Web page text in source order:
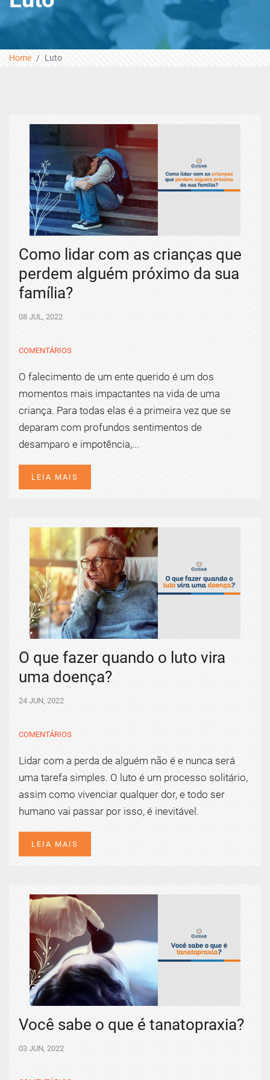
Home Luto
Como lidar com as crianças que
perdem alguém próximo da sua
família?
08 JUL, 2022
COMENTÁRIOS
O falecimento de um ente querido é um dos
momentos mais impactantes na vida de uma
criança. Para todas elas é a primeira vez que se
deparam com profundos sentimentos de
desamparo e impotência,...
LEIA MAIS
O que fazer quando o luto vira
uma doença?
24 JUN, 2022
COMENTÁRIOS
Lidar com a perda de alguém não é e nunca será
uma tarefa simples. O luto é um processo solitário,
assim como vivenciar qualquer dor, e todo ser
humano vai passar por isso, é inevitável.
LEIA MAIS
Você sabe o que é tanatopraxia?
03 JUN, 2022